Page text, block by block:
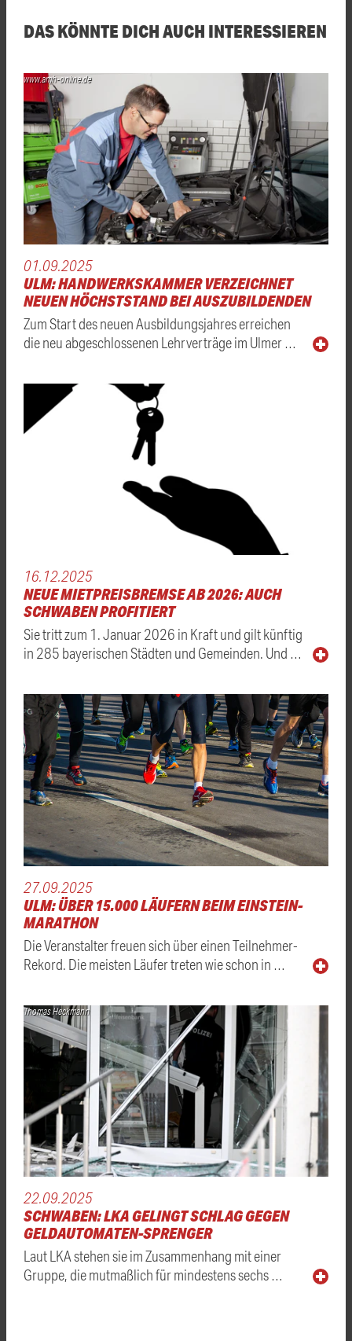
DAS KÖNNTE DICH AUCH INTERESSIEREN
www.amh-online.de
01.09.2025
ULM: HANDWERKSKAMMER VERZEICHNET
NEUEN HÖCHSTSTAND BEI AUSZUBILDENDEN
Zum Start des neuen Ausbildungsjahres erreichen
die neu abgeschlossenen Lehrverträge im Ulmer …
16.12.2025
NEUE MIETPREISBREMSE AB 2026: AUCH
SCHWABEN PROFITIERT
Sie tritt zum 1. Januar 2026 in Kraft und gilt künftig
in 285 bayerischen Städten und Gemeinden. Und …
27.09.2025
ULM: ÜBER 15.000 LÄUFERN BEIM EINSTEIN-
MARATHON
Die Veranstalter freuen sich über einen Teilnehmer-
Rekord. Die meisten Läufer treten wie schon in …
Thomas Heckmann
22.09.2025
SCHWABEN: LKA GELINGT SCHLAG GEGEN
GELDAUTOMATEN-SPRENGER
Laut LKA stehen sie im Zusammenhang mit einer
Gruppe, die mutmaßlich für mindestens sechs …